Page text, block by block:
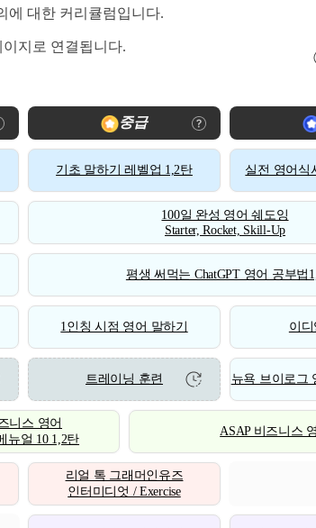
에 대한 커리큘럼입니다.
지로 연결됩니다.
중급
기초 말하기 레벨업 1,2탄 실전 영어식
100일 완성 영어 쉐도잉
Starter, Rocket, Skill-Up
평생 써먹는 ChatGPT 영어 공부법
1인칭 시점 영어 말하기 이
트레이닝 훈련 뉴욕 브이로그
니스 영어
뉴얼 10 1,2탄
ASAP 비즈니스
리얼 톡 그래머인유즈
인터미디엇 / Exercise